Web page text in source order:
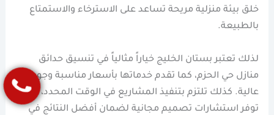
خلق بيئة منزلية مريحة تساعد على الاسترخاء والاستمتاع
بالطبيعة.
لذلك تعتبر بستان الخليج خياراً مثالياً في تنسيق حدائق
منازل حي الحزم، كما تقدم خدماتها بأسعار مناسبة وجودة
عالية. كذلك تلتزم بتنفيذ المشاريع في الوقت المحدد، أيضا
توفر استشارات تصميم مجانية لضمان أفضل النتائج في